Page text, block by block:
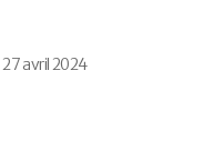
27 avril 2024